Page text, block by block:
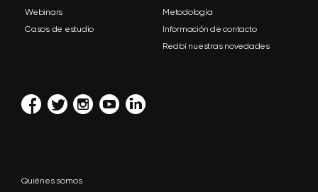
Webinars
Casos de estudio
Metodología
Información de contacto
Recibí nuestras novedades
Quiénes somos